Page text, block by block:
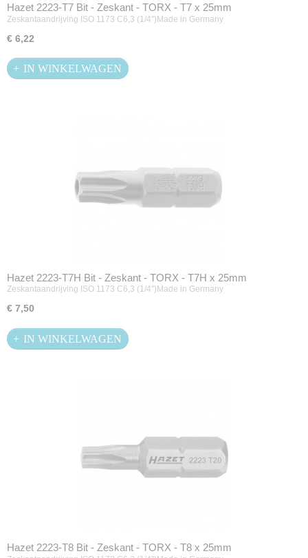
Hazet 2223-T7 Bit - Zeskant - TORX - T7 x 25mm
Zeskantaandrijving ISO 1173 C6,3 (1/4'')Made in Germany
€ 6,22
IN WINKELWAGEN
Hazet 2223-T7H Bit - Zeskant - TORX - T7H x 25mm
Zeskantaandrijving ISO 1173 C6,3 (1/4'')Made in Germany
€ 7,50
IN WINKELWAGEN
Hazet 2223-T8 Bit - Zeskant - TORX - T8 x 25mm